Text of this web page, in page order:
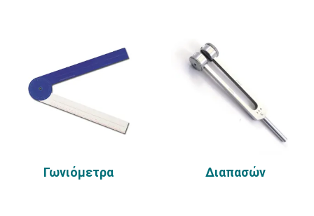
Γωνιόμετρα Διαπασών